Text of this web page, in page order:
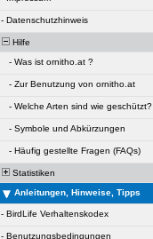
- Datenschutzhinweis
Hilfe
- Was ist ornitho.at ?
- Zur Benutzung von ornitho.at
- Welche Arten sind wie geschützt?
- Symbole und Abkürzungen
- Häufig gestellte Fragen (FAQs)
Statistiken
Anleitungen, Hinweise, Tipps
- BirdLife Verhaltenskodex
- Benutzungsbedingungen